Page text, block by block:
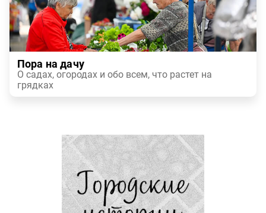
Пора на дачу
О садах, огородах и обо всем, что растет на
грядках